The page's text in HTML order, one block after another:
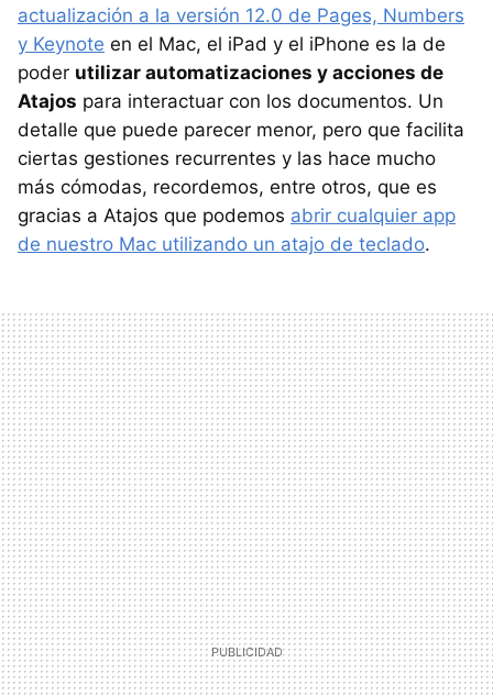
actualización a la versión 12.0 de Pages, Numbers
y Keynote en el Mac, el iPad y el iPhone es la de
poder utilizar automatizaciones y acciones de
Atajos para interactuar con los documentos. Un
detalle que puede parecer menor, pero que facilita
ciertas gestiones recurrentes y las hace mucho
más cómodas, recordemos, entre otros, que es
gracias a Atajos que podemos abrir cualquier app
de nuestro Mac utilizando un atajo de teclado.